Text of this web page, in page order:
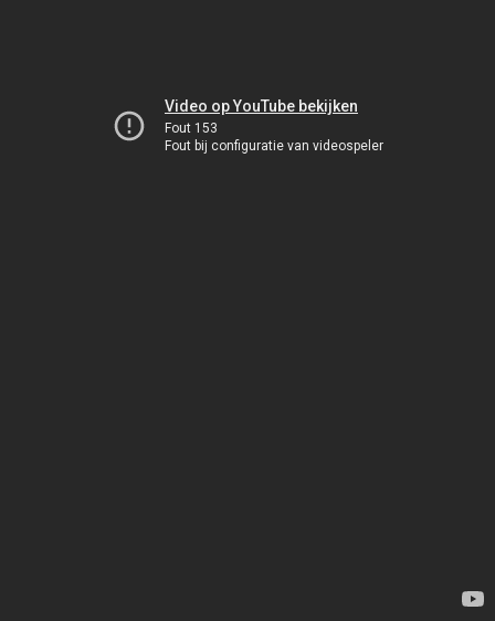
Video op YouTube bekijken
Fout 153
Fout bij configuratie van videospeler